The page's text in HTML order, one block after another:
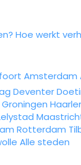
Hoe werkt
Amsterdam
Deventer
Groningen
Rotterdam
Alle steden